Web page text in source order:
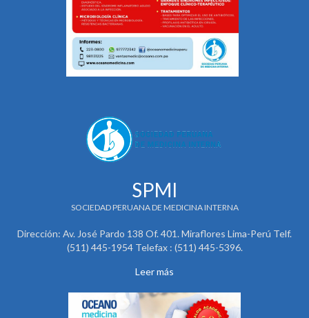
SPMI
SOCIEDAD PERUANA DE MEDICINA INTERNA
Dirección: Av. José Pardo 138 Of. 401. Miraflores Lima-Perú Telf.
(511) 445-1954 Telefax : (511) 445-5396.
Leer más